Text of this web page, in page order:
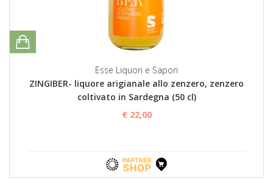
Esse Liquori e Sapori
ZINGIBER- liquore arigianale allo zenzero, zenzero
coltivato in Sardegna (50 cl)
€ 22,00